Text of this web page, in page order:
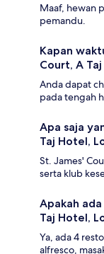
Maaf, hewan
pemandu.
Kapan
Court, A
Anda dapat
pada tengah
Apa saja
Taj Hotel,
St. James'
serta klub
Apakah
Taj Hotel,
Ya, ada 4
alfresco,